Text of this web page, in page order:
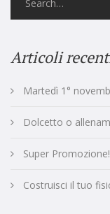
Articoli
Martedì 1°
Dolcetto o
Super Promozione!
Costruisci il tuo